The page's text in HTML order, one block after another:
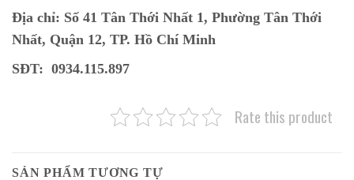
Địa chỉ: Số 41 Tân Thới Nhất 1, Phường Tân Thới
Nhất, Quận 12, TP. Hồ Chí Minh
SĐT: 0934.115.897
Rate this product
SẢN PHẨM TƯƠNG TỰ